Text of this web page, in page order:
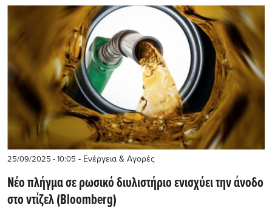
25/09/2025 - 10:05 - Ενέργεια & Αγορές
Νέο πλήγμα σε ρωσικό διυλιστήριο ενισχύει την άνοδο
στο ντίζελ (Bloomberg)